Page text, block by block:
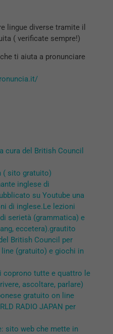
lingue diverse tramite il
( verificate sempre!)
ti aiuta a pronunciare
cura del British Council
( sito gratuito)
inglese di
su Youtube una
di inglese.Le lezioni
serietà (grammatica) e
eccetera).grautito
British Council per
(gratuito) e giochi in
coprono tutte e quattro le
ascoltare, parlare)
gratuito on line
RADIO JAPAN per
sito web che mette in